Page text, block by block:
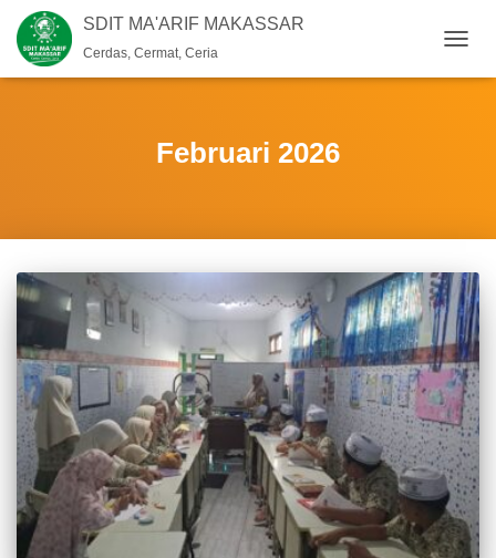
SDIT MA'ARIF MAKASSAR
Cerdas, Cermat, Ceria
Februari 2026